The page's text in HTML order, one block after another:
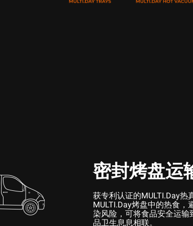
密封烤盘运
获专利认证的MULTI.Day热
MULTI.Day烤盘中的热食，
染风险，可将食品安全运
品卫生息息相联。